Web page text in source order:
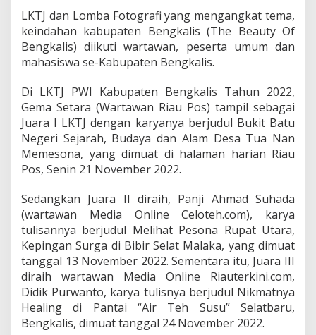
n
P
m
e
a
n
g
L
K
T
d
n
L
o
m
b
a
F
o
t
o
g
LKTJ dan Lomba Fotografi yang mengangkat tema,
keindahan kabupaten Bengkalis (The Beauty Of
Bengkalis) diikuti wartawan, peserta umum dan
mahasiswa se-Kabupaten Bengkalis.
Di LKTJ PWI Kabupaten Bengkalis Tahun 2022,
Gema Setara (Wartawan Riau Pos) tampil sebagai
Juara I LKTJ dengan karyanya berjudul Bukit Batu
Negeri Sejarah, Budaya dan Alam Desa Tua Nan
Memesona, yang dimuat di halaman harian Riau
Pos, Senin 21 November 2022.
Sedangkan Juara II diraih, Panji Ahmad Suhada
(wartawan Media Online Celoteh.com), karya
tulisannya berjudul Melihat Pesona Rupat Utara,
Kepingan Surga di Bibir Selat Malaka, yang dimuat
tanggal 13 November 2022. Sementara itu, Juara III
diraih wartawan Media Online Riauterkini.com,
Didik Purwanto, karya tulisnya berjudul Nikmatnya
Healing di Pantai “Air Teh Susu” Selatbaru,
Bengkalis, dimuat tanggal 24 November 2022.